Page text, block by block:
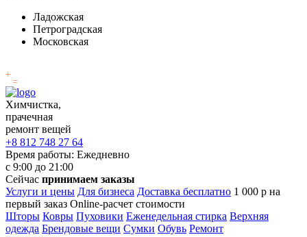
Ладожская
Петроградская
Московская
Химчистка,
прачечная
ремонт вещей
+8 812 748 27 64
Время работы: Ежедневно
с 9:00 до 21:00
Сейчас принимаем заказы
Услуги и цены Для бизнеса Доставка бесплатно 1 000 р на
первый заказ Online-расчет стоимости
Шторы Ковры Пуховики Еженедельная стирка Верхняя
одежда Брендовые вещи Сумки Обувь Ремонт